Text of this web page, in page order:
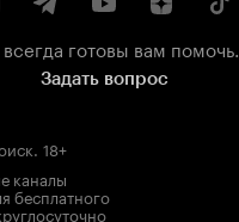
готовы вам помочь.
Задать вопрос
. 18+
каналы
бесплатного